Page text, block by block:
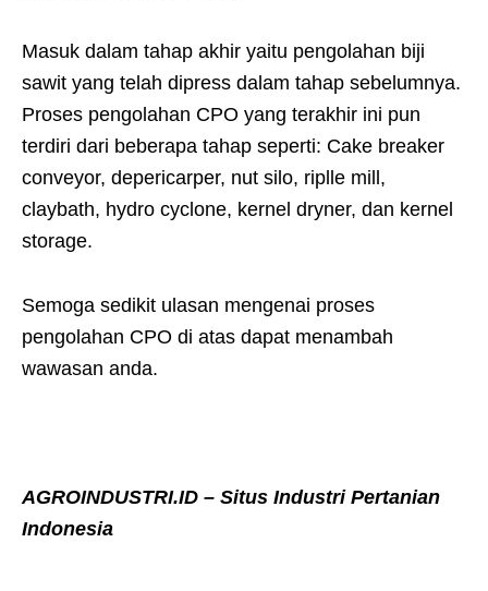
Masuk dalam tahap akhir yaitu pengolahan biji
sawit yang telah dipress dalam tahap sebelumnya.
Proses pengolahan CPO yang terakhir ini pun
terdiri dari beberapa tahap seperti: Cake breaker
conveyor, depericarper, nut silo, riplle mill,
claybath, hydro cyclone, kernel dryner, dan kernel
storage.
Semoga sedikit ulasan mengenai proses
pengolahan CPO di atas dapat menambah
wawasan anda.
AGROINDUSTRI.ID – Situs Industri Pertanian
Indonesia